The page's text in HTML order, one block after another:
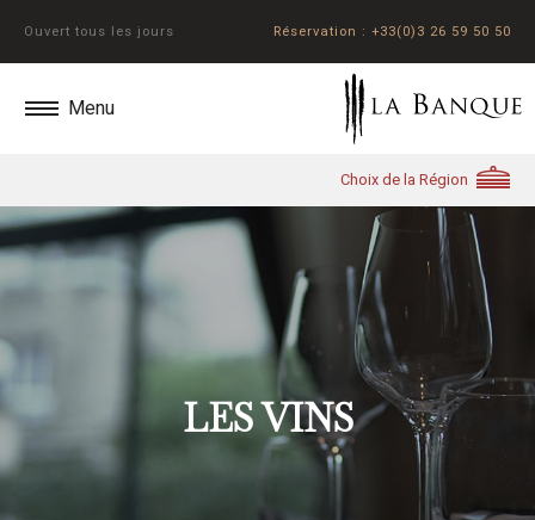
Ouvert tous les jours Réservation : +33(0)3 26 59 50 50
LES VINS